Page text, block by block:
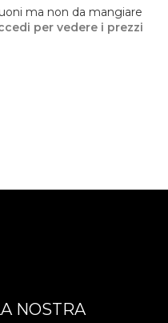
ma non da mangiare
per vedere i prezzi
NOSTRA